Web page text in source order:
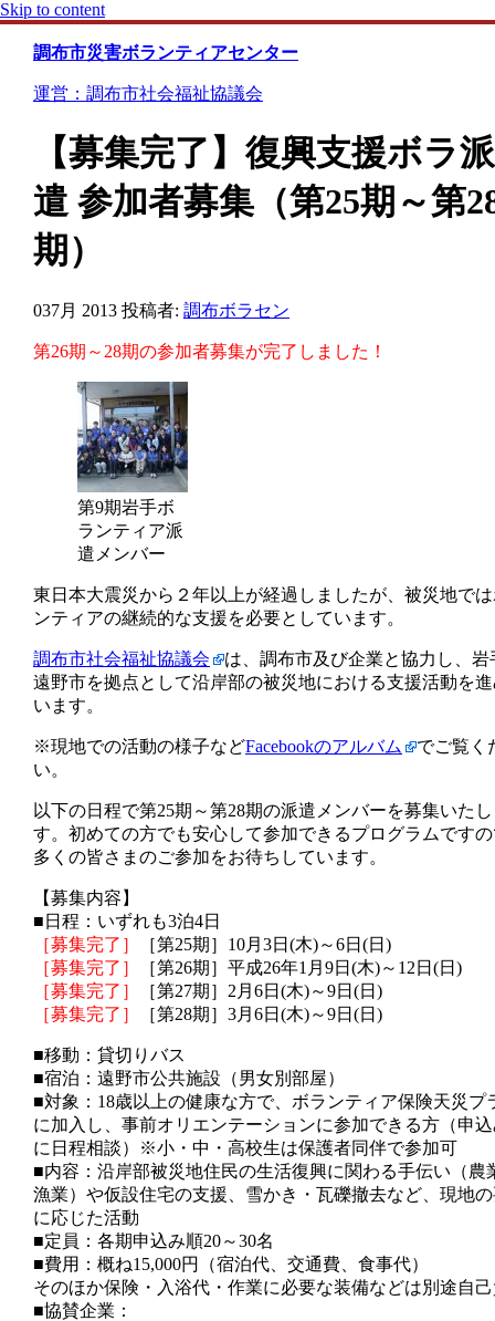
Skip to content
調布市災害ボランティアセンター
運営：調布市社会福祉協議会
【募集完了】復興支援ボラ派
遣 参加者募集（第25期～第
期）
037月 2013 投稿者: 調布ボラセン
第26期～28期の参加者募集が完了しました！
第9期岩手ボ
ランティア派
遣メンバー
東日本大震災から２年以上が経過しましたが、被災地で
ンティアの継続的な支援を必要としています。
調布市社会福祉協議会
は、調布市及び企業と協力し、岩
遠野市を拠点として沿岸部の被災地における支援活動を
います。
※現地での活動の様子などFacebookのアルバム
でご覧く
い。
以下の日程で第25期～第28期の派遣メンバーを募集いた
す。初めての方でも安心して参加できるプログラムです
多くの皆さまのご参加をお待ちしています。
【募集内容】
■日程：いずれも3泊4日
［募集完了］
［第25期］10月3日(木)～6日(日)
［募集完了］
［第26期］平成26年1月9日(木)～12日(日)
［募集完了］
［第27期］2月6日(木)～9日(日)
［募集完了］
［第28期］3月6日(木)～9日(日)
■移動：貸切りバス
■宿泊：遠野市公共施設（男女別部屋）
■対象：18歳以上の健康な方で、ボランティア保険天災プ
に加入し、事前オリエンテーションに参加できる方（申
に日程相談）※小・中・高校生は保護者同伴で参加可
■内容：沿岸部被災地住民の生活復興に関わる手伝い（農
漁業）や仮設住宅の支援、雪かき・瓦礫撤去など、現地
に応じた活動
■定員：各期申込み順20～30名
■費用：概ね15,000円（宿泊代、交通費、食事代）
そのほか保険・入浴代・作業に必要な装備などは別途自
■協賛企業：